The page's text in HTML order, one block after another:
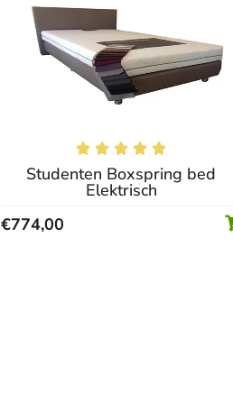
    
Studenten Boxspring bed
Elektrisch
€774,00